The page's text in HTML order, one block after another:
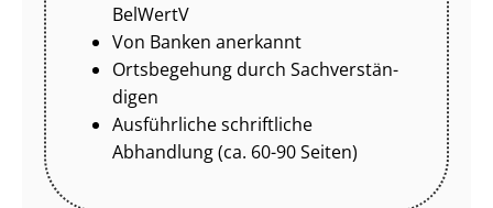
BelWertV
Von Banken anerkannt
Ortsbegehung durch Sach­ver­stän­
di­gen
Ausführliche schriftliche
Abhandlung (ca. 60-90 Seiten)